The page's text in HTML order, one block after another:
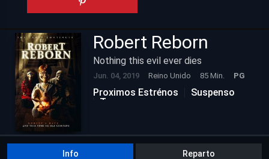
Robert Reborn
Nothing this evil ever dies
Jun. 04, 2019 Reino Unido 85 Min. PG
Proximos Estrénos
Suspenso
Terror
Info Reparto